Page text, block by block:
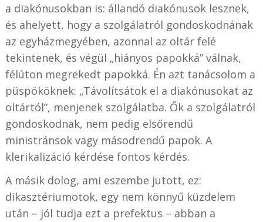
a diakónusokban is: állandó diakónusok lesznek,
és ahelyett, hogy a szolgálatról gondoskodnának
az egyházmegyében, azonnal az oltár felé
tekintenek, és végül „hiányos papokká” válnak,
félúton megrekedt papokká. Én azt tanácsolom a
püspököknek: „Távolítsátok el a diakónusokat az
oltártól”, menjenek szolgálatba. Ők a szolgálatról
gondoskodnak, nem pedig elsőrendű
ministránsok vagy másodrendű papok. A
klerikalizáció kérdése fontos kérdés.
A másik dolog, ami eszembe jutott, ez:
dikasztériumotok, egy nem könnyű küzdelem
után – jól tudja ezt a prefektus – abban a